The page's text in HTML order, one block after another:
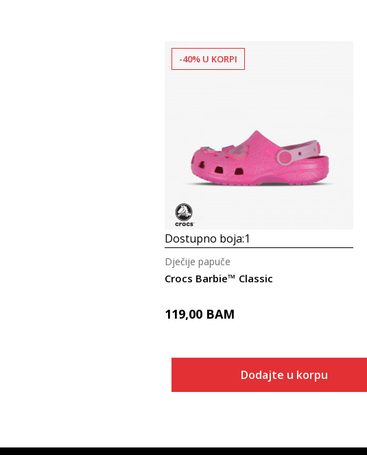
-40% U KORPI
Dostupno boja:1
Crocs Barbie™ Classic
Dječije papuče
119,00 BAM
Dodajte u korpu